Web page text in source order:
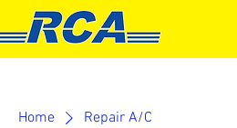
Home Repair A/C